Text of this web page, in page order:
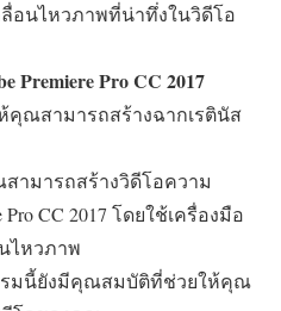
อนไหวภาพที่น่าทึ่งในวิดีโอ
Premiere Pro CC 2017
ณสามารถสร้างฉากเรตินัส
ามารถสร้างวิดีโอความ
Pro CC 2017 โดยใช้เครื่องมือ
ไหวภาพ
มนี้ยังมีคุณสมบัติที่ช่วยให้คุณ